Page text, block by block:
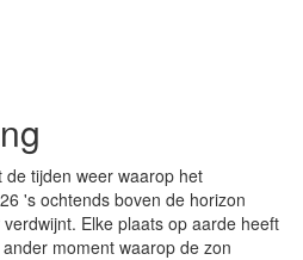
tijden weer waarop het
's ochtends boven de horizon
Elke plaats op aarde heeft
moment waarop de zon